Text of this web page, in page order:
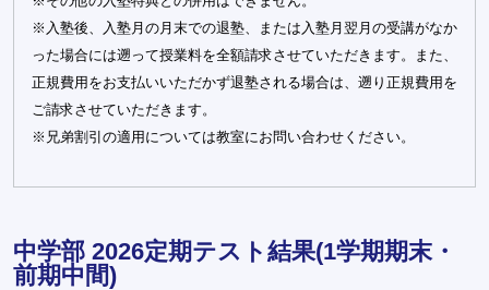
※入塾後、入塾月の月末での退塾、または入塾月翌月の受講がなか
った場合には遡って授業料を全額請求させていただきます。また、
正規費用をお支払いいただかず退塾される場合は、遡り正規費用を
ご請求させていただきます。
※兄弟割引の適用については教室にお問い合わせください。
中学部 2026定期テスト結果(1学期期末・
前期中間)